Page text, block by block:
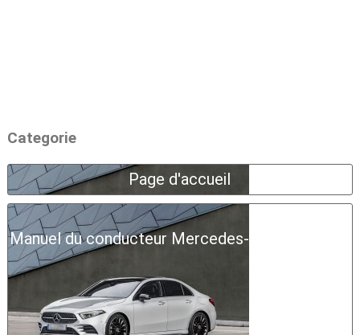
Categorie
Page d'accueil
Manuel du conducteur Mercedes-Benz Classe A